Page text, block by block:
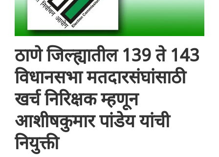
ठाणे जिल्ह्यातील 139 ते 143
विधानसभा मतदारसंघांसाठी
खर्च निरिक्षक म्हणून
आशीषकुमार पांडेय यांची
नियुक्ती